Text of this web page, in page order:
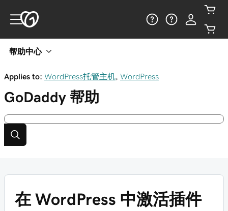
帮助中心
Applies to: WordPress托管主机 WordPress
GoDaddy 帮助
在 WordPress 中激活插件